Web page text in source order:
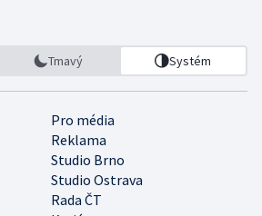
Tmavý Systém
Pro média
Reklama
Studio Brno
Studio Ostrava
Rada ČT